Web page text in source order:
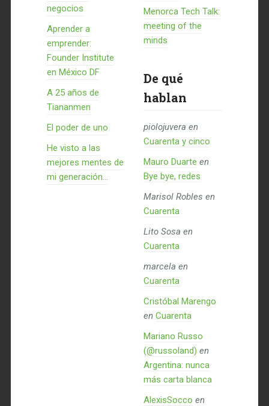
negocios
Aprender a
emprender:
Founder Institute
en México DF
A 25 años de
Tiananmen
El poder de uno
He visto a las
mejores mentes de
mi generación…
Menorca Tech Talk:
meeting of the
minds
De qué
hablan
piolojuvera en
Cuarenta y cinco
Mauro Duarte en
Bye bye, redes
Marisol Robles en
Cuarenta
Lito Sosa en
Cuarenta
marcela en
Cuarenta
Cristóbal Marengo
en Cuarenta
Mariano Russo
(@russoland) en
Argentina: nunca
más carta blanca
AlexisSocco en